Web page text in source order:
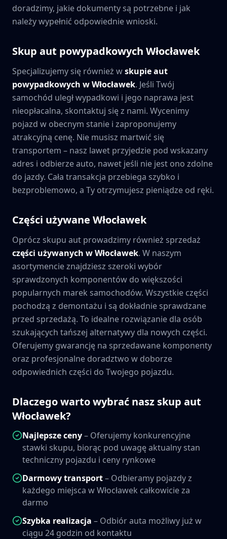
doradzimy, jakie dokumenty są potrzebne i jak
należy wypełnić odpowiednie wnioski.
Skup aut powypadkowych Włocławek
Specjalizujemy się również wskupie aut
powypadkowych wWłocławek. Jeśli Twój
samochód uległ wypadkowi i jego naprawa jest
nieopłacalna, skontaktuj się z nami. Wycenimy
pojazd w obecnym stanie i zaproponujemy
atrakcyjną cenę. Nie musisz martwić się
transportem – nasz lawet przyjedzie pod wskazany
adres i odbierze auto, nawet jeśli nie jest ono zdolne
do jazdy. Cała transakcja przebiega szybko i
bezproblemowo, a Ty otrzymujesz pieniądze od ręki.
Części używane Włocławek
Oprócz skupu aut prowadzimy również sprzedaż
części używanych wWłocławek. W naszym
asortymencie znajdziesz szeroki wybór
sprawdzonych komponentów do większości
popularnych marek samochodów. Wszystkie części
pochodzą z demontażu i są dokładnie sprawdzane
przed sprzedażą. To idealne rozwiązanie dla osób
szukających tańszej alternatywy dla nowych części.
Oferujemy gwarancję na sprzedawane komponenty
oraz profesjonalne doradztwo w doborze
odpowiednich części do Twojego pojazdu.
Dlaczego warto wybrać nasz skup aut
Włocławek?
Najlepsze ceny– Oferujemy konkurencyjne
stawki skupu, biorąc pod uwagę aktualny stan
techniczny pojazdu i ceny rynkowe
Darmowy transport– Odbieramy pojazdy z
każdego miejsca wWłocławek całkowicie za
darmo
Szybka realizacja – Odbiór auta możliwy już w
ciągu 24 godzin od kontaktu